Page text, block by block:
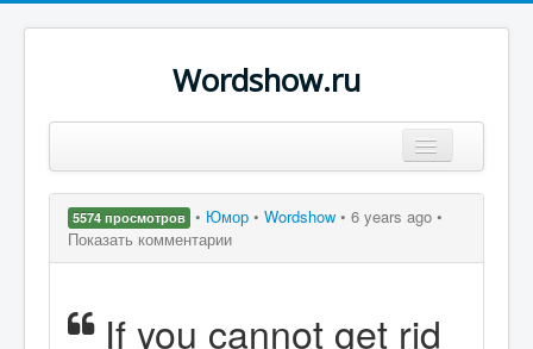
Wordshow.ru
Популярные цитаты
Поиск
5574 просмотров • Юмор • Wordshow • 6 years ago •
Показать комментарии
If you cannot get rid